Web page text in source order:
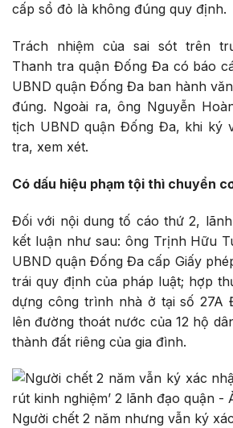
cấp sổ đỏ là không đúng quy định.
Trách nhiệm của sai sót trên
Thanh tra quận Đống Đa có báo
UBND quận Đống Đa ban hành
đúng. Ngoài ra, ông Nguyễn
tịch UBND quận Đống Đa, khi ký
tra, xem xét.
Có dấu hiệu phạm tội thì chuyển
Đối với nội dung tố cáo thứ 2,
kết luận như sau: ông Trịnh Hữu
UBND quận Đống Đa cấp Giấy
trái quy định của pháp luật; hợp
dựng công trình nhà ở tại số 27A
lên đường thoát nước của 12 hộ
thành đất riêng của gia đình.
Người chết 2 năm nhưng vẫn ký